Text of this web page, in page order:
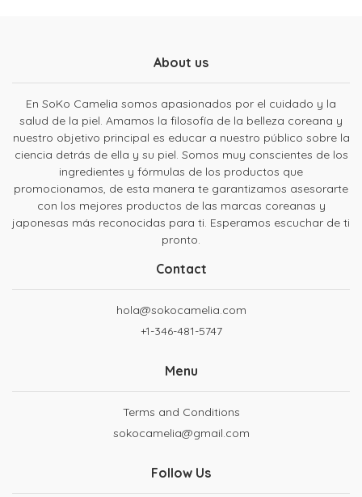
About us
En SoKo Camelia somos apasionados por el cuidado y la
salud de la piel. Amamos la filosofía de la belleza coreana y
nuestro objetivo principal es educar a nuestro público sobre la
ciencia detrás de ella y su piel. Somos muy conscientes de los
ingredientes y fórmulas de los productos que
promocionamos, de esta manera te garantizamos asesorarte
con los mejores productos de las marcas coreanas y
japonesas más reconocidas para ti. Esperamos escuchar de ti
pronto.
Contact
hola@sokocamelia.com
+1-346-481-5747
Menu
Terms and Conditions
sokocamelia@gmail.com
Follow Us